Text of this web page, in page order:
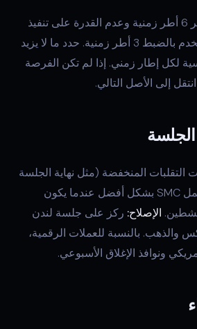
رسم 47 بلوك أوامر عبر 6 أطر زمنية وعدم القدرة على تنفيذ
استخدم بالضبط 3 أطر زمنية. حدد ما لا يزيد
لكل إطار زمني. إذا لم تكن الفرصة
المنخفضة (مثل نهاية الجلسة
الآسيوية للفوركس). تعمل SMC بشكل أفضل عندما يكون
الإصلاح: ركز على جلسة لندن
والذهب. بالنسبة للعملات الرقمية،
ونوافذ الإغلاق الأسبوعي.